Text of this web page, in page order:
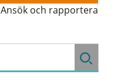
Ansök och rapportera